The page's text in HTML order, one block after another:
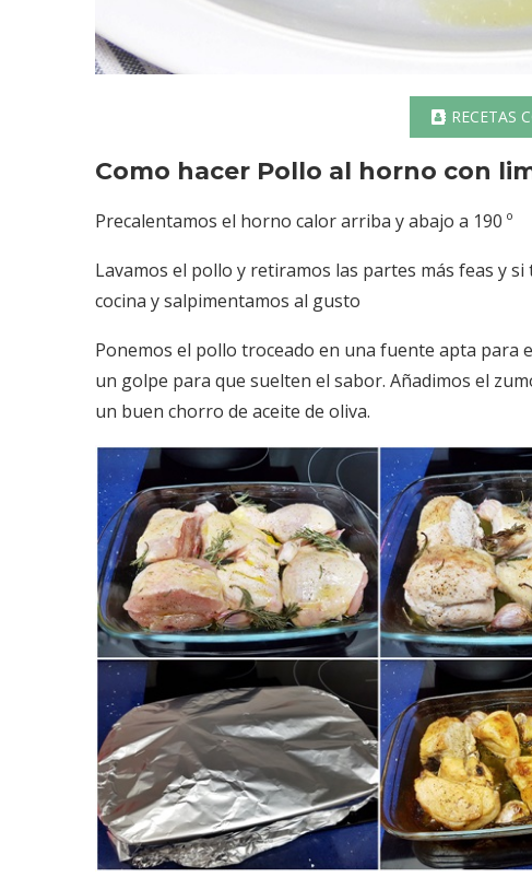
RECETAS
Como hacer Pollo al horno con
Precalentamos el horno calor arriba y abajo a 190 º
Lavamos el pollo y retiramos las partes más feas y
cocina y salpimentamos al gusto
Ponemos el pollo troceado en una fuente apta para
un golpe para que suelten el sabor. Añadimos el
un buen chorro de aceite de oliva.